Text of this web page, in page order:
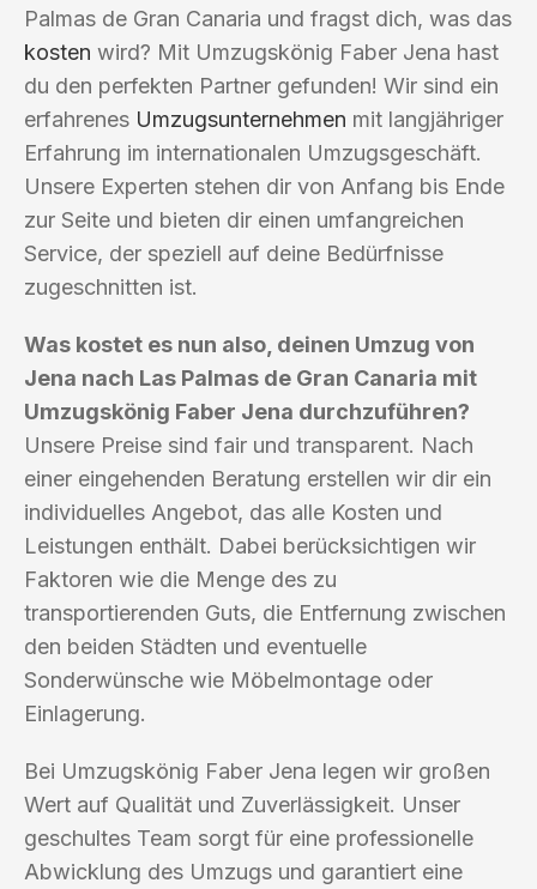
Palmas de Gran Canaria und fragst dich, was das
kosten wird? Mit Umzugskönig Faber Jena hast
du den perfekten Partner gefunden! Wir sind ein
erfahrenes Umzugsunternehmen mit langjähriger
Erfahrung im internationalen Umzugsgeschäft.
Unsere Experten stehen dir von Anfang bis Ende
zur Seite und bieten dir einen umfangreichen
Service, der speziell auf deine Bedürfnisse
zugeschnitten ist.
Was kostet es nun also, deinen Umzug von
Jena nach Las Palmas de Gran Canaria mit
Umzugskönig Faber Jena durchzuführen?
Unsere Preise sind fair und transparent. Nach
einer eingehenden Beratung erstellen wir dir ein
individuelles Angebot, das alle Kosten und
Leistungen enthält. Dabei berücksichtigen wir
Faktoren wie die Menge des zu
transportierenden Guts, die Entfernung zwischen
den beiden Städten und eventuelle
Sonderwünsche wie Möbelmontage oder
Einlagerung.
Bei Umzugskönig Faber Jena legen wir großen
Wert auf Qualität und Zuverlässigkeit. Unser
geschultes Team sorgt für eine professionelle
Abwicklung des Umzugs und garantiert eine